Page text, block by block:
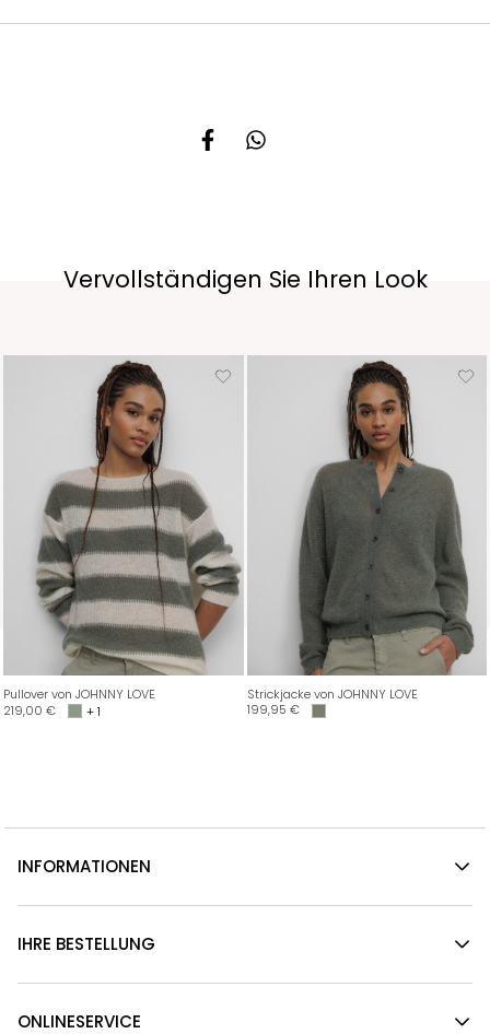
Vervollständigen Sie Ihren Look
Pullover von JOHNNY LOVE
219,00 € + 1
Strickjacke von JOHNNY LOVE
199,95 €
INFORMATIONEN
IHRE BESTELLUNG
ONLINESERVICE